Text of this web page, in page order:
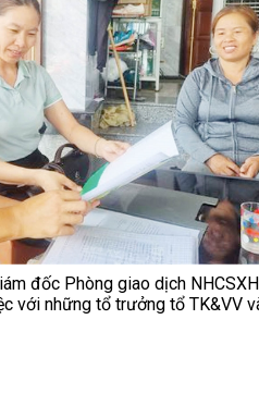
đốc Phòng giao dịch
với những tổ trưởng tổ TK&VV